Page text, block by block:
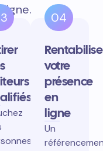
04
votre
présence
en
ligne
Un